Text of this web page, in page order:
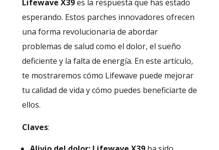
Lifewave X39es la respuesta que has estado
esperando. Estos parches innovadores ofrecen
una forma revolucionaria de abordar
problemas de salud como el dolor, el sueño
deficiente y la falta de energía. En este artículo,
te mostraremos cómo Lifewave puede mejorar
tu calidad de vida y cómo puedes beneficiarte de
ellos.
Claves: